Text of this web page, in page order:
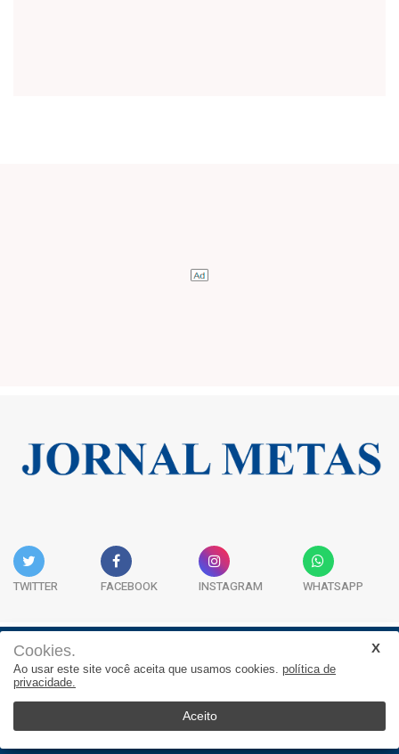
TWITTER FACEBOOK INSTAGRAM WHATSAPP
JORNAL METAS - Rua São José, 253, Sala 302, Centro
Empresarial Atitude - (47) 3332 1620
Cookies.
Ao usar este site você aceita que usamos cookies. política de
privacidade.
Aceito